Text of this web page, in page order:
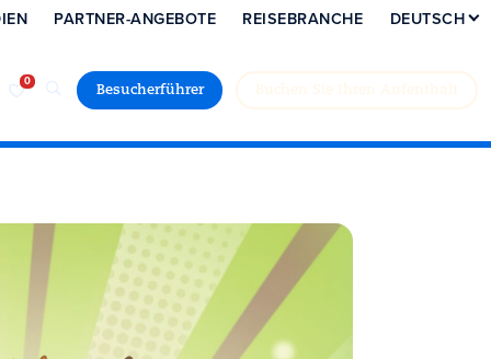
Besucherführer
PARTNER-ANGEBOTE REISEBRANCHE DEUTSCH